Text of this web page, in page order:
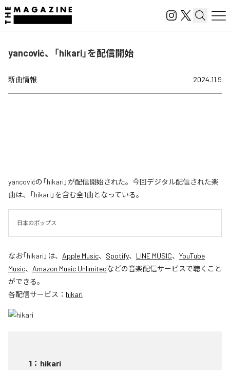
yancović、「hikari」を配信開始
新曲情報 2024.11.9
yancovićの「hikari」が配信開始された。今回デジタル配信された楽
曲は、「hikari」を含む全1曲となっている。
日本のポップス
なお「hikari 」は、 Apple Music、 Spotify、 LINE MUSIC、 YouTube
Music、 Amazon Music Unlimitedなどの音楽配信サービスで聴くこと
ができる。
各配信サービス： hikari
1 ： hikari